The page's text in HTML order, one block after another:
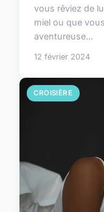
vous rêviez de
miel ou que
aventureuse...
12 février 2024
CROISIÈRE